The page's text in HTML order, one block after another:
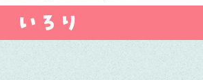
いろり